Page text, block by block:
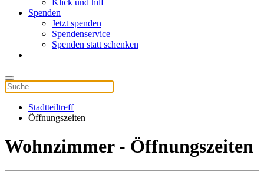
Klick und hilf
Spenden
Jetzt spenden
Spendenservice
Spenden statt schenken
Stadtteiltreff
Öffnungszeiten
Wohnzimmer - Öffnungszeiten